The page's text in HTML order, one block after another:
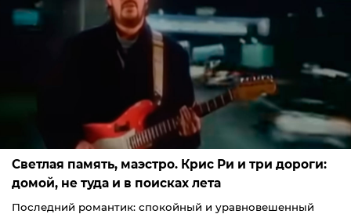
Светлая память, маэстро. Крис Ри и три дороги:
домой, не туда и в поисках лета
Последний романтик: спокойный и уравновешенный